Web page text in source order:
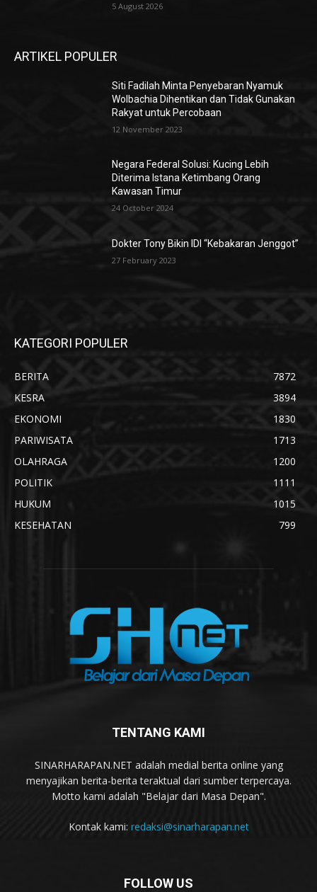
5 August 2026
ARTIKEL POPULER
Siti Fadilah Minta Penyebaran Nyamuk
Wolbachia Dihentikan dan Tidak Gunakan
Rakyat untuk Percobaan
12 November 2023
Negara Federal Solusi: Kucing Lebih
Diterima Istana Ketimbang Orang
Kawasan Timur
24 October 2024
Dokter Tony Bikin IDI “Kebakaran Jenggot”
27 February 2023
KATEGORI POPULER
BERITA
7872
KESRA
3894
EKONOMI
1830
PARIWISATA
1713
OLAHRAGA
1200
POLITIK
1111
HUKUM
1015
KESEHATAN
799
TENTANG KAMI
SINARHARAPAN.NET adalah medial berita online yang
menyajikan berita-berita teraktual dari sumber terpercaya.
Motto kami adalah "Belajar dari Masa Depan".
Kontak kami: redaksi@sinarharapan.net
FOLLOW US